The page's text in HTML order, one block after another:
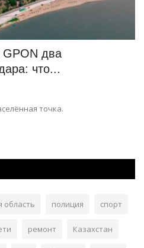
GPON два
что...
точка.
область полиция спорт
ремонт Казахстан